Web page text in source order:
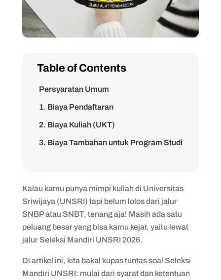
Table of Contents
Persyaratan Umum
1. Biaya Pendaftaran
2. Biaya Kuliah (UKT)
3. Biaya Tambahan untuk Program Studi
2. Isi Formulir Pendaftaran
4. Login dan Lengkapi Data Pendaftaran
5. Finalisasi Pendaftaran
1. Pendaftaran
Kalau kamu punya mimpi kuliah di Universitas
Sriwijaya (UNSRI) tapi belum lolos dari jalur
SNBP atau SNBT, tenang aja! Masih ada satu
peluang besar yang bisa kamu kejar, yaitu lewat
jalur Seleksi Mandiri UNSRI 2026.
Di artikel ini, kita bakal kupas tuntas soal Seleksi
Mandiri UNSRI: mulai dari syarat dan ketentuan